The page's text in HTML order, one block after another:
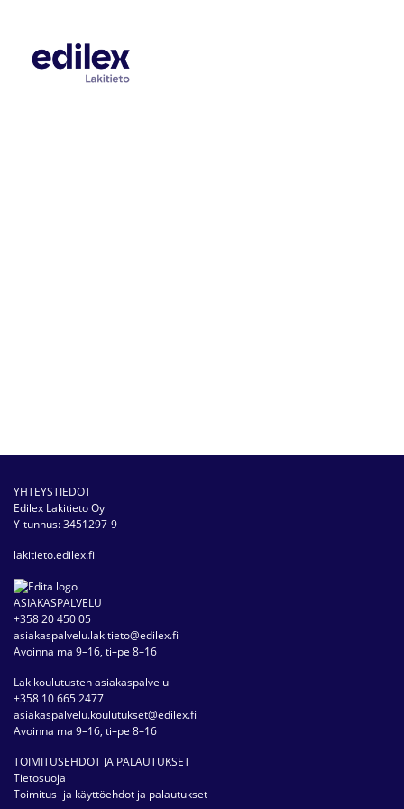
YHTEYSTIEDOT
Edilex Lakitieto Oy
Y-tunnus: 3451297-9
lakitieto.edilex.fi
ASIAKASPALVELU
+358 20 450 05
asiakaspalvelu.lakitieto@edilex.fi
Avoinna ma 9–16, ti–pe 8–16
Lakikoulutusten asiakaspalvelu
+358 10 665 2477
asiakaspalvelu.koulutukset@edilex.fi
Avoinna ma 9–16, ti–pe 8–16
TOIMITUSEHDOT JA PALAUTUKSET
Tietosuoja
Toimitus- ja käyttöehdot ja palautukset